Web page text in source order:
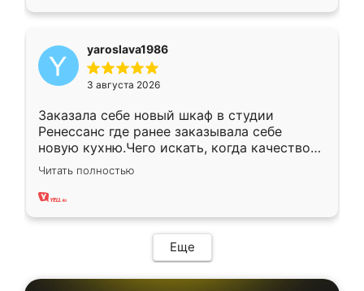
yaroslava1986
3 августа 2026
Заказала себе новый шкаф в студии
Ренессанс где ранее заказывала себе
новую кухню.Чего искать, когда качеством
вполне довольна. Служит кухня уже почти
два года, нареканий нет.
Читать полностью
Еще